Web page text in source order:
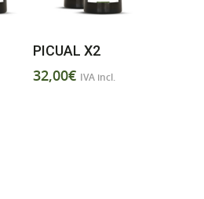
PICUAL X2
32,00€ IVA incl.